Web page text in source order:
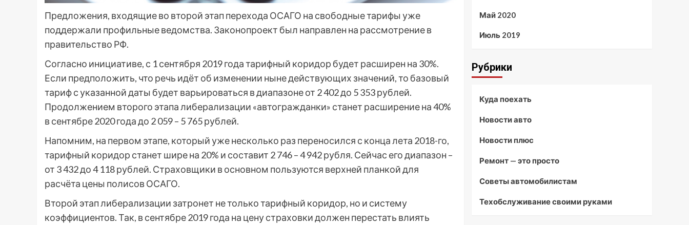
Предложения, входящие во второй этап перехода ОСАГО на свободные тарифы уже
поддержали профильные ведомства. Законопроект был направлен на рассмотрение в
правительство РФ.
Согласно инициативе, с 1 сентября 2019 года тарифный коридор будет расширен на 30%.
Если предположить, что речь идёт об изменении ныне действующих значений, то базовый
тариф с указанной даты будет варьироваться в диапазоне от 2 402 до 5 353 рублей.
Продолжением второго этапа либерализации «автогражданки» станет расширение на 40%
в сентябре 2020 года до 2 059 – 5 765 рублей.
Напомним, на первом этапе, который уже несколько раз переносился с конца лета 2018-го,
тарифный коридор станет шире на 20% и составит 2 746 – 4 942 рубля. Сейчас его диапазон –
от 3 432 до 4 118 рублей. Страховщики в основном пользуются верхней планкой для
расчёта цены полисов ОСАГО.
Второй этап либерализации затронет не только тарифный коридор, но и систему
коэффициентов. Так, в сентябре 2019 года на цену страховки должен перестать влиять
Май 2020
Июль 2019
Рубрики
Куда поехать
Новости авто
Новости плюс
Ремонт — это просто
Советы автомобилистам
Техобслуживание своими руками